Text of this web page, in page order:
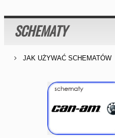
SCHEMATY
JAK UŻYWAĆ SCHEMATÓW